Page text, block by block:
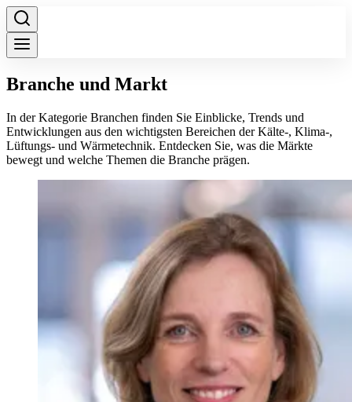
Branche und Markt
In der Kategorie Branchen finden Sie Einblicke, Trends und
Entwicklungen aus den wichtigsten Bereichen der Kälte-, Klima-,
Lüftungs- und Wärmetechnik. Entdecken Sie, was die Märkte
bewegt und welche Themen die Branche prägen.